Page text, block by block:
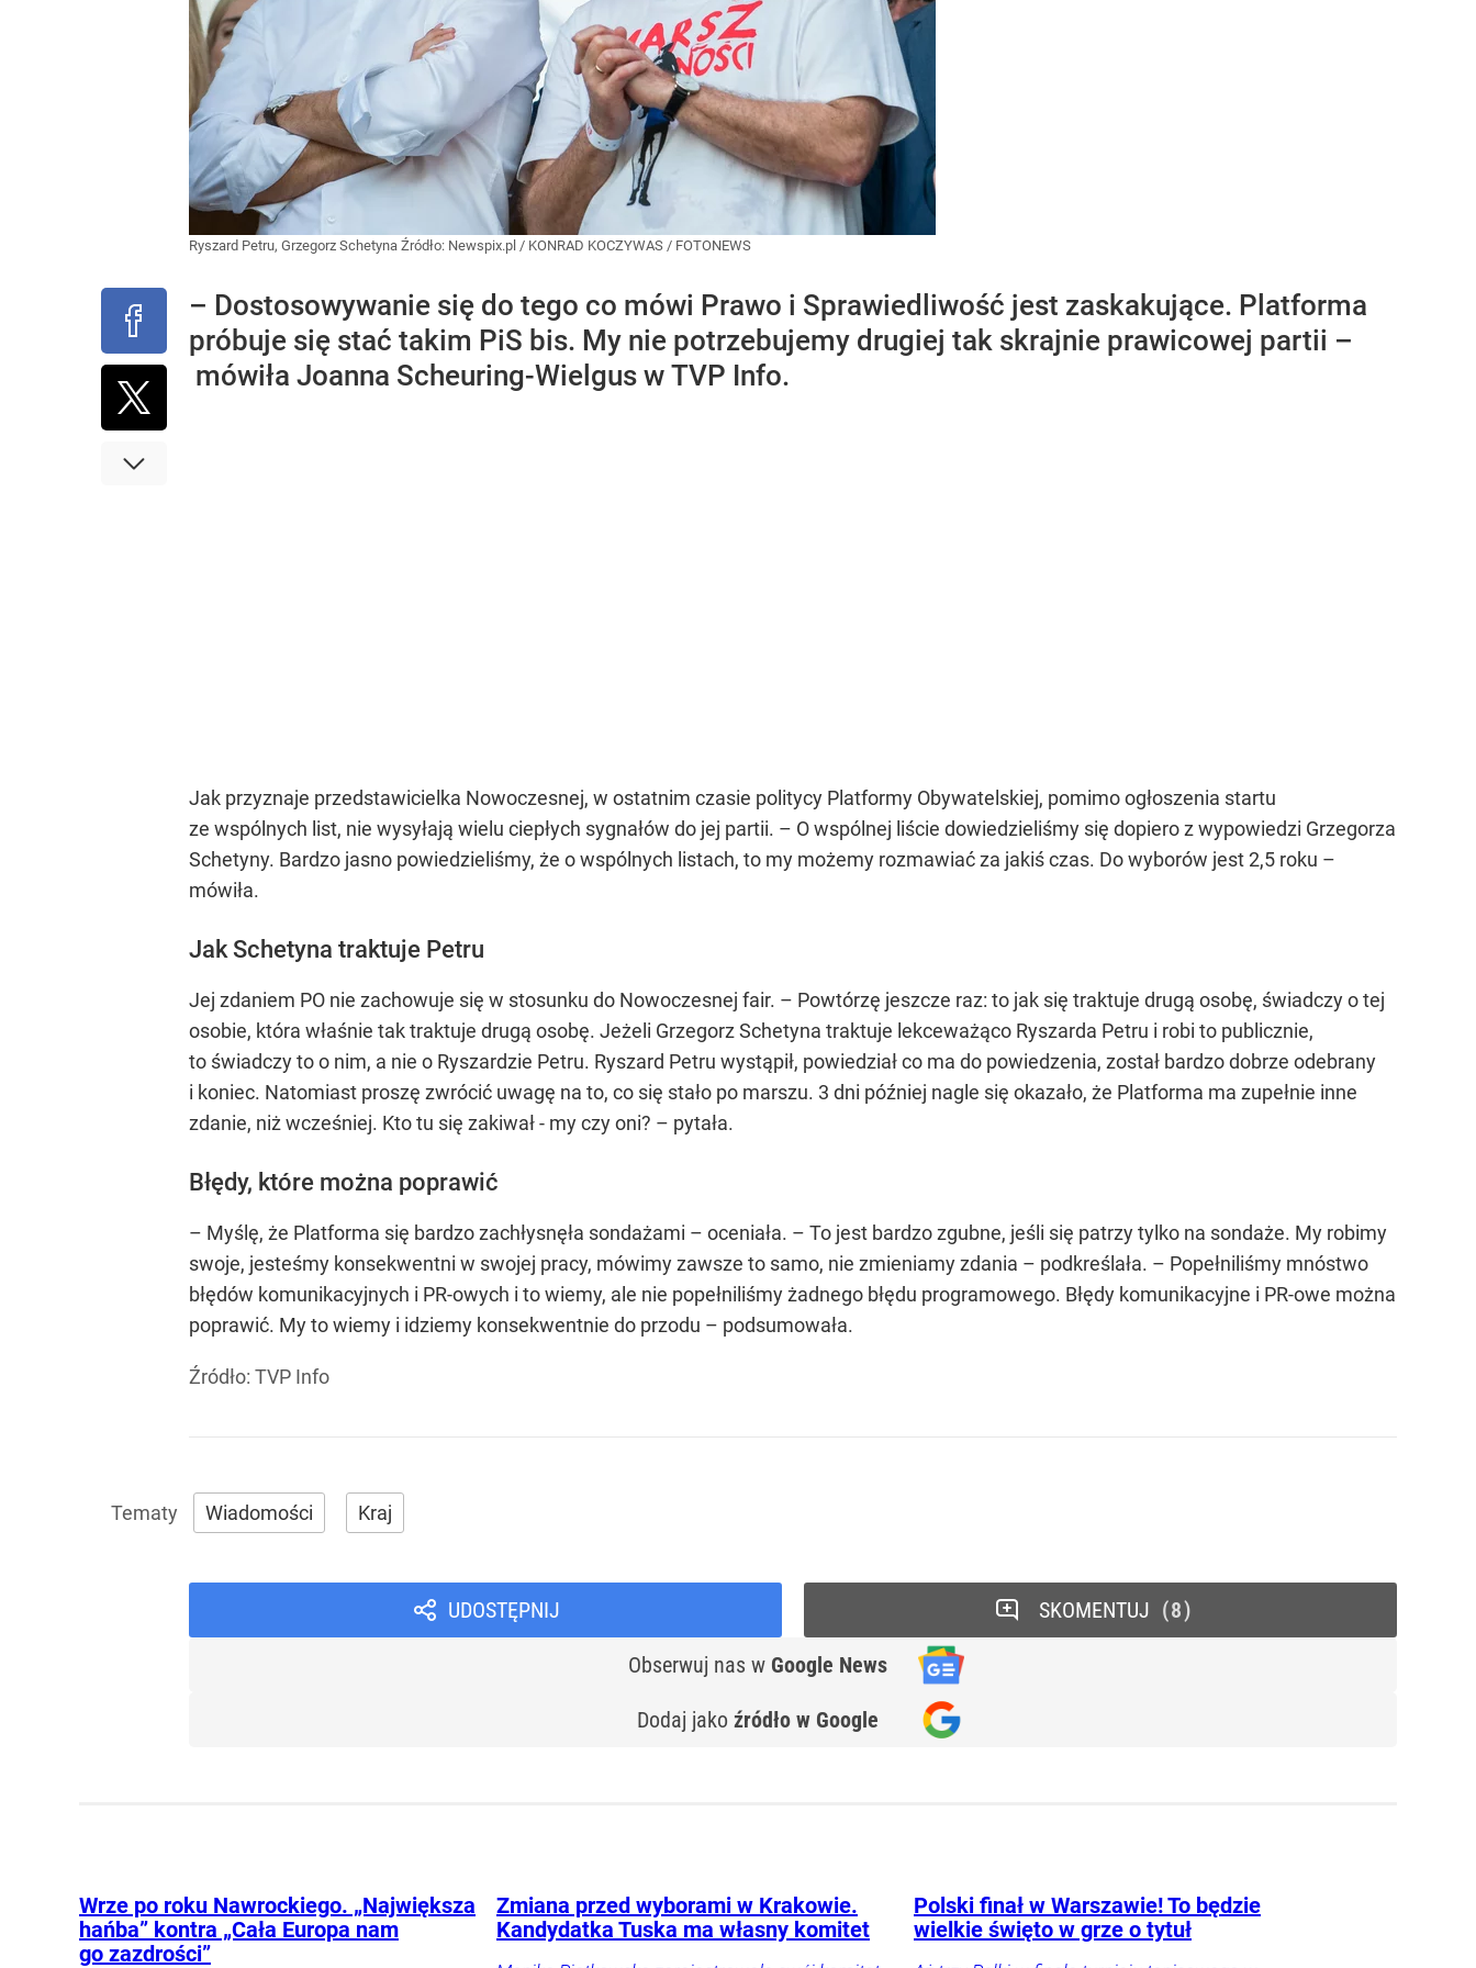
Ryszard Petru, Grzegorz Schetyna Źródło: Newspix.pl / KONRAD KOCZYWAS / FOTONEWS
– Dostosowywanie się do tego co mówi Prawo i Sprawiedliwość jest zaskakujące. Platforma
próbuje się stać takim PiS bis. My nie potrzebujemy drugiej tak skrajnie prawicowej partii –
mówiła Joanna Scheuring-Wielgus w TVP Info.
Jak przyznaje przedstawicielka Nowoczesnej, w ostatnim czasie politycy Platformy Obywatelskiej, pomimo ogłoszenia startu
ze wspólnych list, nie wysyłają wielu ciepłych sygnałów do jej partii. – O wspólnej liście dowiedzieliśmy się dopiero z wypowiedzi Grzegorza
Schetyny. Bardzo jasno powiedzieliśmy, że o wspólnych listach, to my możemy rozmawiać za jakiś czas. Do wyborów jest 2,5 roku –
mówiła.
Jak Schetyna traktuje Petru
Jej zdaniem PO nie zachowuje się w stosunku do Nowoczesnej fair. – Powtórzę jeszcze raz: to jak się traktuje drugą osobę, świadczy o tej
osobie, która właśnie tak traktuje drugą osobę. Jeżeli Grzegorz Schetyna traktuje lekceważąco Ryszarda Petru i robi to publicznie,
to świadczy to o nim, a nie o Ryszardzie Petru. Ryszard Petru wystąpił, powiedział co ma do powiedzenia, został bardzo dobrze odebrany
i koniec. Natomiast proszę zwrócić uwagę na to, co się stało po marszu. 3 dni później nagle się okazało, że Platforma ma zupełnie inne
zdanie, niż wcześniej. Kto tu się zakiwał - my czy oni? – pytała.
Błędy, które można poprawić
– Myślę, że Platforma się bardzo zachłysnęła sondażami – oceniała. – To jest bardzo zgubne, jeśli się patrzy tylko na sondaże. My robimy
swoje, jesteśmy konsekwentni w swojej pracy, mówimy zawsze to samo, nie zmieniamy zdania – podkreślała. – Popełniliśmy mnóstwo
błędów komunikacyjnych i PR-owych i to wiemy, ale nie popełniliśmy żadnego błędu programowego. Błędy komunikacyjne i PR-owe można
poprawić. My to wiemy i idziemy konsekwentnie do przodu – podsumowała.
Źródło: TVP Info
Wiadomości Kraj
UDOSTĘPNIJ
Obserwuj nas w Google News
Dodaj jako źródło w Google
SKOMENTUJ 8
Wrze po roku Nawrockiego. „Największa
hańba” kontra „Cała Europa nam
go zazdrości”
Zmiana przed wyborami w Krakowie.
Kandydatka Tuska ma własny komitet
Polski finał w Warszawie! To będzie
wielkie święto w grze o tytuł